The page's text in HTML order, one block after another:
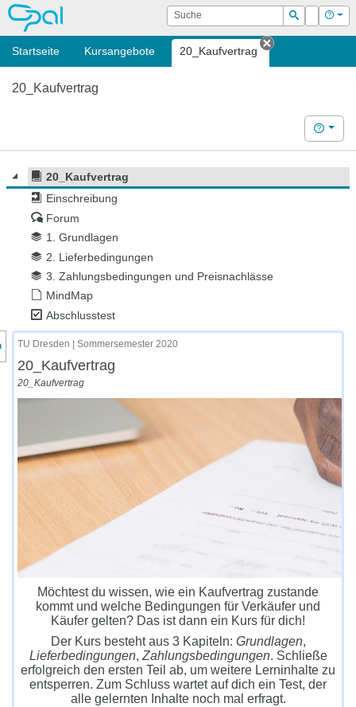
OPAL Suche
Suchen
Login Hilfe
Startseite Kursangebote 20_Kaufvertrag
Tab schließen
20_Kaufvertrag
Hilfe
20_Kaufvertrag
Einschreibung
Forum
1. Grundlagen
2. Lieferbedingungen
3. Zahlungsbedingungen und Preisnachlässe
MindMap
Abschlusstest
des Kursmenüs
TU Dresden | Sommersemester 2020
20_Kaufvertrag
20_Kaufvertrag
Möchtest du wissen, wie ein Kaufvertrag zustande
kommt und welche Bedingungen für Verkäufer und
Käufer gelten? Das ist dann ein Kurs für dich!
Der Kurs besteht aus 3 Kapiteln: Grundlagen,
Lieferbedingungen, Zahlungsbedingungen. Schließe
erfolgreich den ersten Teil ab, um weitere Lerninhalte zu
entsperren. Zum Schluss wartet auf dich ein Test, der
alle gelernten Inhalte noch mal erfragt.